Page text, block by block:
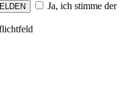
Ja, ich stimme der